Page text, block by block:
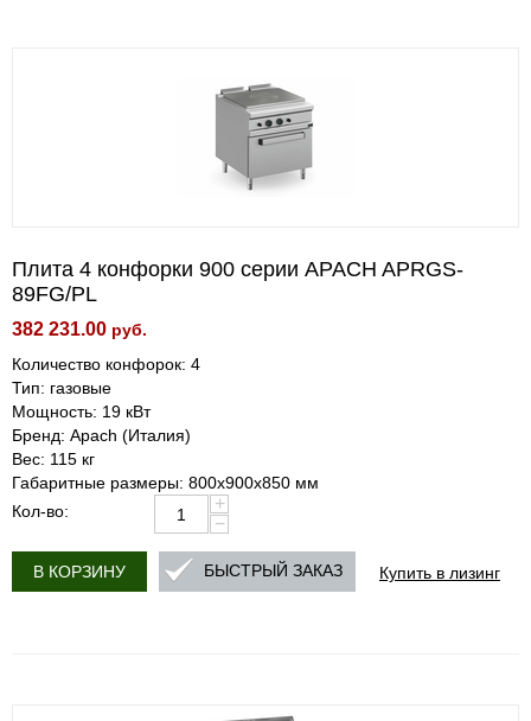
Плита 4 конфорки 900 серии APACH APRGS-
89FG/PL
382 231.00 руб.
Количество конфорок: 4
Тип: газовые
Мощность: 19 кВт
Бренд: Apach (Италия)
Вес: 115 кг
Габаритные размеры: 800х900х850 мм
Кол-во:
+
−
В КОРЗИНУ Купить в лизинг
БЫСТРЫЙ ЗАКАЗ